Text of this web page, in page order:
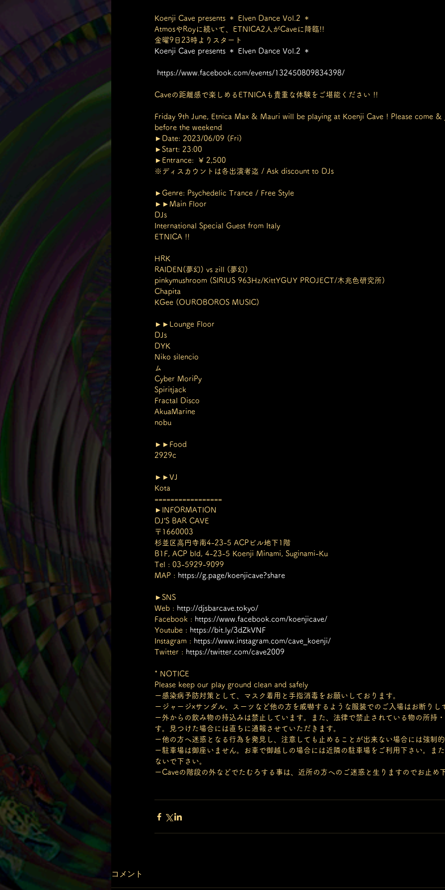
Koenji Cave presents ＊ Elven Dance Vol.2 ＊
AtmosやRoyに続いて、ETNICA2人がCaveに降臨!!
金曜9日23時よりスタート
Koenji Cave presents ＊ Elven Dance Vol.2 ＊
https://www.facebook.com/events/132450809834398/
Caveの距離感で楽しめるETNICAも貴重な体験をご堪能ください !!
Friday 9th June, Etnica Max & Mauri will be playing at Koenji Cave ! Please come
before the weekend
►Date: 2023/06/09 (Fri)
►Start: 23:00
►Entrance:  ¥ 2,500
※ディスカウントは各出演者迄 / Ask discount to DJs
►Genre: Psychedelic Trance / Free Style
►►Main Floor
DJs
International Special Guest from Italy
ETNICA !!
HRK
RAIDEN(夢幻) vs zill (夢幻)
pinkymushroom (SIRIUS 963Hz/KittYGUY PROJECT/木兆色研究所)
Chapita
KGee (OUROBOROS MUSIC)
►►Lounge Floor
DJs
DYK
Niko silencio
ム
Cyber MoriPy
Spiritjack
Fractal Disco
AkuaMarine
nobu
►►Food
2929c
►►VJ
Kota
=================
►INFORMATION
DJ’S BAR CAVE
〒1660003
杉並区高円寺南4-23-5 ACPビル地下1階
B1F, ACP bld, 4-23-5 Koenji Minami, Suginami-Ku
Tel : 03-5929-9099
MAP : https://g.page/koenjicave?share
►SNS
Web : http://djsbarcave.tokyo/
Facebook : https://www.facebook.com/koenjicave/
Youtube : https://bit.ly/3dZkVNF
Instagram : https://www.instagram.com/cave_koenji/
Twitter : https://twitter.com/cave2009
* NOTICE
Please keep our play ground clean and safely
ー感染病予防対策として、マスク着用と手指消毒をお願いしております。
ージャージxサンダル、スーツなど他の方を威嚇するような服装でのご入場はお断りし
ー外からの飲み物の持込みは禁止しています。また、法律で禁止されている物の所持
す。見つけた場合には直ちに通報させていただきます。
ー他の方へ迷惑となる行為を発見し、注意しても止めることが出来ない場合には強制
ー駐車場は御座いません。お車で御越しの場合には近隣の駐車場をご利用下さい。ま
ないで下さい。
ーCaveの階段の外などでたむろする事は、近所の方へのご迷惑と生りますのでお止め
コメント